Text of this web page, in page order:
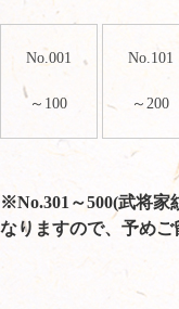
No.001
～100
No.101
～200
※No.301～500(武将家
なりますので、予めご